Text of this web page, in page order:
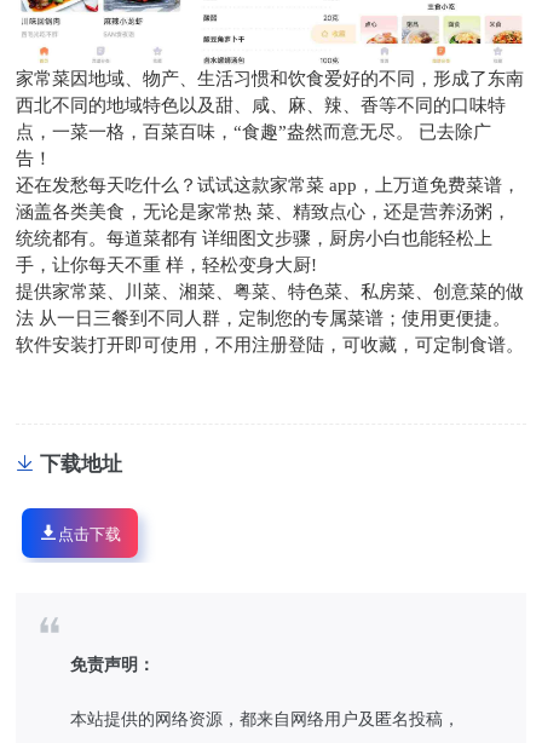
家常菜因地域、物产、生活习惯和饮食爱好的不同，形成了东南
西北不同的地域特色以及甜、咸、麻、辣、香等不同的口味特
点，一菜一格，百菜百味，“食趣”盎然而意无尽。 已去除广
告！
还在发愁每天吃什么？试试这款家常菜 app，上万道免费菜谱，
涵盖各类美食，无论是家常热 菜、精致点心，还是营养汤粥，
统统都有。每道菜都有 详细图文步骤，厨房小白也能轻松上
手，让你每天不重 样，轻松变身大厨!
提供家常菜、川菜、湘菜、粤菜、特色菜、私房菜、创意菜的做
法 从一日三餐到不同人群，定制您的专属菜谱；使用更便捷。
软件安装打开即可使用，不用注册登陆，可收藏，可定制食谱。
下载地址
点击下载
免责声明：
本站提供的网络资源，都来自网络用户及匿名投稿，